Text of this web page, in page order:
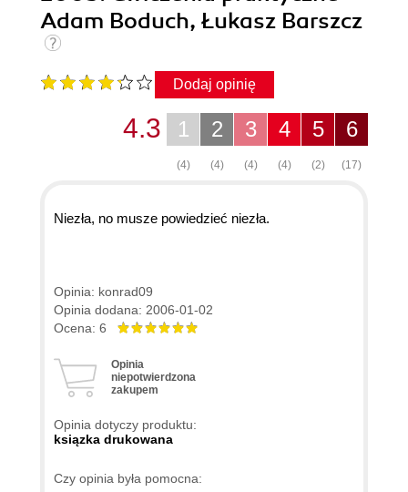
Adam Boduch, Łukasz Barszcz
Dodaj opinię
6
(17)
5
(2)
4
(4)
3
(4)
2
(4)
1
(4)
4.3
Niezła, no musze powiedzieć niezła.
Opinia: konrad09
Opinia dodana: 2006-01-02
Ocena: 6
Opinia
niepotwierdzona
zakupem
Opinia dotyczy produktu:
ksiązka drukowana
Czy opinia była pomocna: